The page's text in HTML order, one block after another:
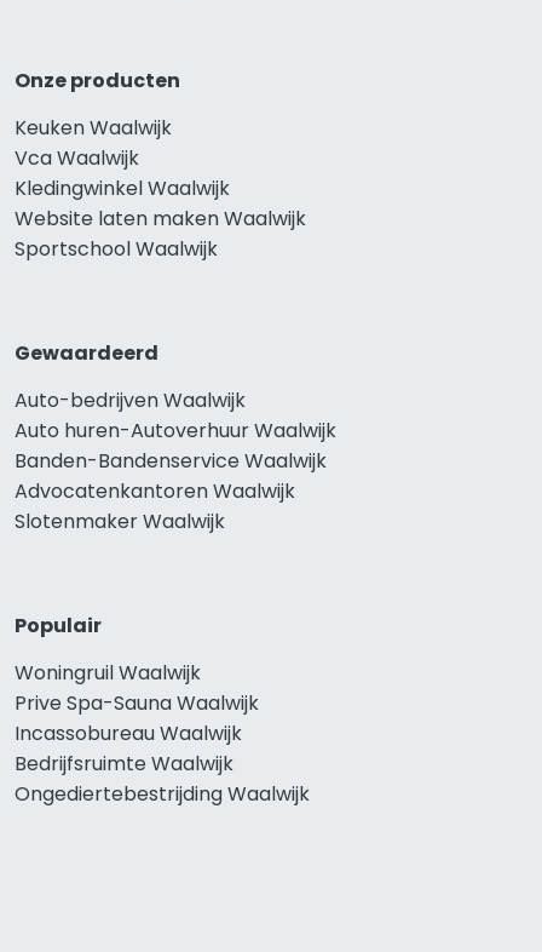
Onze producten
Keuken Waalwijk
Vca Waalwijk
Kledingwinkel Waalwijk
Website laten maken Waalwijk
Sportschool Waalwijk
Gewaardeerd
Auto-bedrijven Waalwijk
Auto huren-Autoverhuur Waalwijk
Banden-Bandenservice Waalwijk
Advocatenkantoren Waalwijk
Slotenmaker Waalwijk
Populair
Woningruil Waalwijk
Prive Spa-Sauna Waalwijk
Incassobureau Waalwijk
Bedrijfsruimte Waalwijk
Ongediertebestrijding Waalwijk